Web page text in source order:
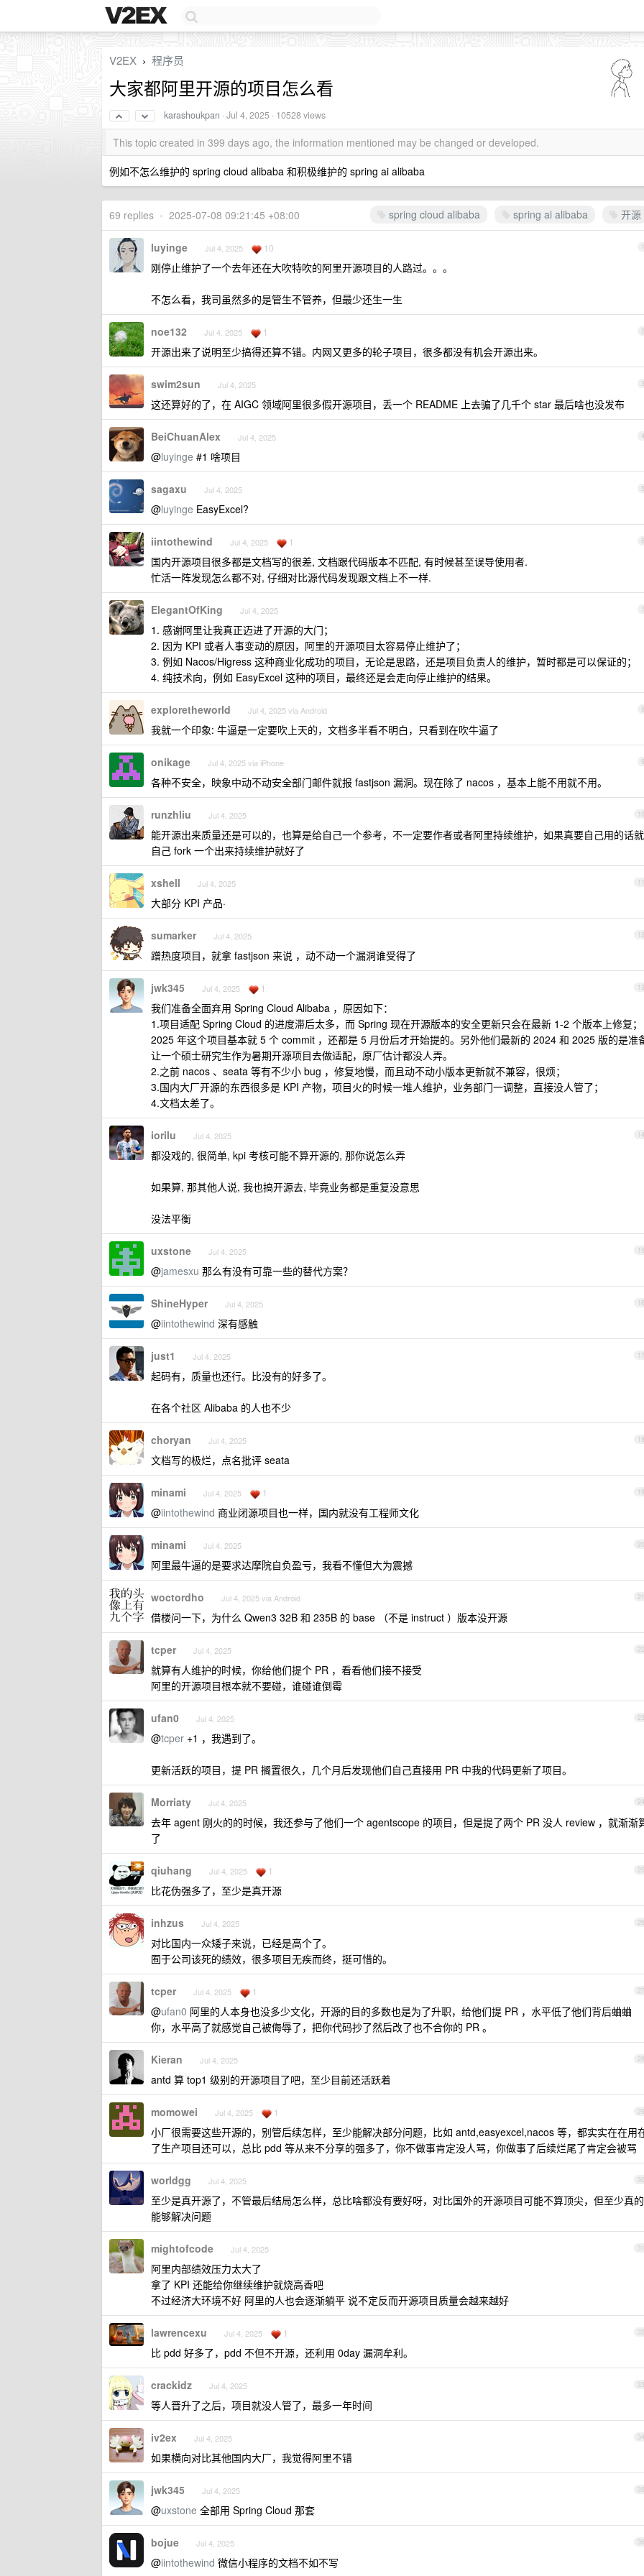
V2EX › 程序员
大家都阿里开源的项目怎么看
karashoukpan ·Jul 4, 2025 · 10528 views
This topic created in 399 days ago, the information mentioned may be changed or developed.
例如不怎么维护的 spring cloud alibaba 和积极维护的 spring ai alibaba
spring cloud alibaba spring ai alibaba 开源
69 replies • 2025-07-08 09:21:45 +08:00
1
luyinge Jul 4, 2025 10
刚停止维护了一个去年还在大吹特吹的阿里开源项目的人路过。。。
不怎么看，我司虽然多的是管生不管养，但最少还生一生
2
noe132 Jul 4, 2025 1
开源出来了说明至少搞得还算不错。内网又更多的轮子项目，很多都没有机会开源出来。
3
swim2sun Jul 4, 2025
这还算好的了，在 AIGC 领域阿里很多假开源项目，丢一个 README 上去骗了几千个 star 最后啥也没发布
4
BeiChuanAlex Jul 4, 2025
@luyinge #1 啥项目
5
sagaxu Jul 4, 2025
@luyinge EasyExcel?
6
iintothewind Jul 4, 2025 1
国内开源项目很多都是文档写的很差, 文档跟代码版本不匹配, 有时候甚至误导使用者.
忙活一阵发现怎么都不对, 仔细对比源代码发现跟文档上不一样.
7
ElegantOfKing Jul 4, 2025
1. 感谢阿里让我真正迈进了开源的大门；
2. 因为 KPI 或者人事变动的原因，阿里的开源项目太容易停止维护了；
3. 例如 Nacos/Higress 这种商业化成功的项目，无论是思路，还是项目负责人的维护，暂时都是可以保证的；
4. 纯技术向，例如 EasyExcel 这种的项目，最终还是会走向停止维护的结果。
8
exploretheworld Jul 4, 2025 via Android
我就一个印象: 牛逼是一定要吹上天的，文档多半看不明白，只看到在吹牛逼了
9
onikage Jul 4, 2025 via iPhone
各种不安全，映象中动不动安全部门邮件就报 fastjson 漏洞。现在除了 nacos ，基本上能不用就不用。
10
runzhliu Jul 4, 2025
能开源出来质量还是可以的，也算是给自己一个参考，不一定要作者或者阿里持续维护，如果真要自己用的话就
自己 fork 一个出来持续维护就好了
11
xshell Jul 4, 2025
大部分 KPI 产品·
12
sumarker Jul 4, 2025
蹭热度项目，就拿 fastjson 来说 ，动不动一个漏洞谁受得了
13
jwk345 Jul 4, 2025 1
我们准备全面弃用 Spring Cloud Alibaba ，原因如下：
1.项目适配 Spring Cloud 的进度滞后太多，而 Spring 现在开源版本的安全更新只会在最新 1-2 个版本上修复；
2025 年这个项目基本就 5 个 commit ，还都是 5 月份后才开始提的。另外他们最新的 2024 和 2025 版的是准
让一个硕士研究生作为暑期开源项目去做适配，原厂估计都没人弄。
2.之前 nacos 、seata 等有不少小 bug ，修复地慢，而且动不动小版本更新就不兼容，很烦；
3.国内大厂开源的东西很多是 KPI 产物，项目火的时候一堆人维护，业务部门一调整，直接没人管了；
4.文档太差了。
14
iorilu Jul 4, 2025
都没戏的, 很简单, kpi 考核可能不算开源的, 那你说怎么弄
如果算, 那其他人说, 我也搞开源去, 毕竟业务都是重复没意思
没法平衡
15
uxstone Jul 4, 2025
@jamesxu 那么有没有可靠一些的替代方案？
16
ShineHyper Jul 4, 2025
@iintothewind 深有感触
17
just1 Jul 4, 2025
起码有，质量也还行。比没有的好多了。
在各个社区 Alibaba 的人也不少
18
choryan Jul 4, 2025
文档写的极烂，点名批评 seata
19
minami Jul 4, 2025 1
@iintothewind 商业闭源项目也一样，国内就没有工程师文化
20
minami Jul 4, 2025
阿里最牛逼的是要求达摩院自负盈亏，我看不懂但大为震撼
21
woctordho Jul 4, 2025 via Android
借楼问一下，为什么 Qwen3 32B 和 235B 的 base （不是 instruct ）版本没开源
22
tcper Jul 4, 2025
就算有人维护的时候，你给他们提个 PR ，看看他们接不接受
阿里的开源项目根本就不要碰，谁碰谁倒霉
23
ufan0 Jul 4, 2025
@tcper +1 ，我遇到了。
更新活跃的项目，提 PR 搁置很久，几个月后发现他们自己直接用 PR 中我的代码更新了项目。
24
Morriaty Jul 4, 2025
去年 agent 刚火的的时候，我还参与了他们一个 agentscope 的项目，但是提了两个 PR 没人 review ，就渐渐
了
25
qiuhang Jul 4, 2025 1
比花伪强多了，至少是真开源
26
inhzus Jul 4, 2025
对比国内一众矮子来说，已经是高个了。
囿于公司该死的绩效，很多项目无疾而终，挺可惜的。
27
tcper Jul 4, 2025 1
@ufan0 阿里的人本身也没多少文化，开源的目的多数也是为了升职，给他们提 PR ，水平低了他们背后蛐蛐
你，水平高了就感觉自己被侮辱了，把你代码抄了然后改了也不合你的 PR 。
28
Kieran Jul 4, 2025
antd 算 top1 级别的开源项目了吧，至少目前还活跃着
29
momowei Jul 4, 2025 1
小厂很需要这些开源的，别管后续怎样，至少能解决部分问题，比如 antd,easyexcel,nacos 等，都实实在在用
了生产项目还可以，总比 pdd 等从来不分享的强多了，你不做事肯定没人骂，你做事了后续烂尾了肯定会被骂
30
worldgg Jul 4, 2025
至少是真开源了，不管最后结局怎么样，总比啥都没有要好呀，对比国外的开源项目可能不算顶尖，但至少真的
能够解决问题
31
mightofcode Jul 4, 2025
阿里内部绩效压力太大了
拿了 KPI 还能给你继续维护就烧高香吧
不过经济大环境不好 阿里的人也会逐渐躺平 说不定反而开源项目质量会越来越好
32
lawrencexu Jul 4, 2025 1
比 pdd 好多了，pdd 不但不开源，还利用 0day 漏洞牟利。
33
crackidz Jul 4, 2025
等人晋升了之后，项目就没人管了，最多一年时间
34
iv2ex Jul 4, 2025
如果横向对比其他国内大厂，我觉得阿里不错
35
jwk345 Jul 4, 2025
@uxstone 全部用 Spring Cloud 那套
36
bojue Jul 4, 2025
@iintothewind 微信小程序的文档不如不写